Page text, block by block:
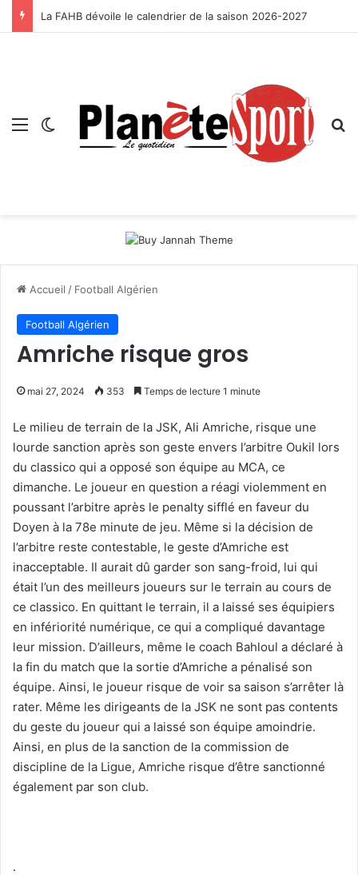
La FAHB dévoile le calendrier de la saison 2026-2027
Menu Switch skin
Accueil / Football Algérien
Football Algérien
Amriche risque gros
mai 27, 2024 353 Temps de lecture 1 minute
Le milieu de terrain de la JSK, Ali Amriche, risque une
lourde sanction après son geste envers l’arbitre Oukil lors
du classico qui a opposé son équipe au MCA, ce
dimanche. Le joueur en question a réagi violemment en
poussant l’arbitre après le penalty sifflé en faveur du
Doyen à la 78e minute de jeu. Même si la décision de
l’arbitre reste contestable, le geste d’Amriche est
inacceptable. Il aurait dû garder son sang-froid, lui qui
était l’un des meilleurs joueurs sur le terrain au cours de
ce classico. En quittant le terrain, il a laissé ses équipiers
en infériorité numérique, ce qui a compliqué davantage
leur mission. D’ailleurs, même le coach Bahloul a déclaré à
la fin du match que la sortie d’Amriche a pénalisé son
équipe. Ainsi, le joueur risque de voir sa saison s’arrêter là
rater. Même les dirigeants de la JSK ne sont pas contents
du geste du joueur qui a laissé son équipe amoindrie.
Ainsi, en plus de la sanction de la commission de
discipline de la Ligue, Amriche risque d’être sanctionné
également par son club.
.